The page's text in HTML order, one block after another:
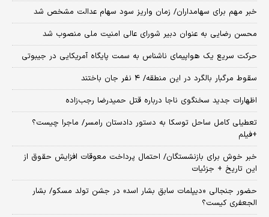
خبر مهم برای سهامداران/ زمان واریز سود سهام عدالت مشخص شد
محسن رضایی به عنوان دبیر شورای عالی امنیت ملی منصوب شد
حرکت سریع یک هواپیمای ناشناس به سمت پایگاه آمریکایی در جیبوتی
سقوط مرگبار بالگرد در این منطقه/ ۴ نفر جان باختند
اظهارات جدید سخنگوی ناجا درباره قتل حمیدرضا رجب‌زاده
تعطیلی کامل ساحل توسکا به دستور دادستان رامسر/ ماجرا چیست؟
+فیلم
خبر خوش برای بازنشستگان/ احتمال پرداخت معوقات افزایش حقوق از
این تاریخ + جزئیات
حضور جنجالی «دیپلمات سابق بشار اسد» در جشن تولد مسکو/ بشار
الجعفری کیست؟